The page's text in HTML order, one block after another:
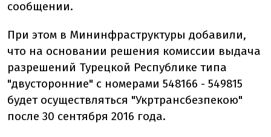
сообщении.
При этом в Мининфраструктуры добавили,
что на основании решения комиссии выдача
разрешений Турецкой Республике типа
"двусторонние" с номерами 548166 - 549815
будет осуществляться "Укртрансбезпекою"
после 30 сентября 2016 года.